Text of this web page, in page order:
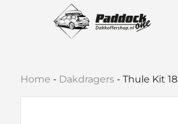
Home - Dakdragers -Thule Kit